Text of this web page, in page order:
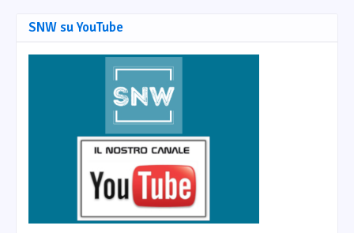
SNW su YouTube